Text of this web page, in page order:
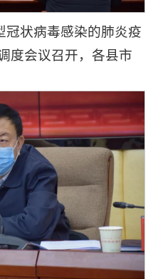
冠状病毒感染的肺炎疫
度会议召开，各县市